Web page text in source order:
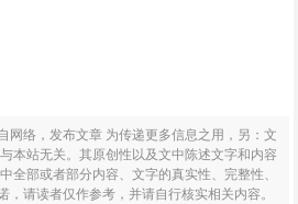
网络，发布文章 为传递更多信息之用，另：文
本站无关。其原创性以及文中陈述文字和内容
全部或者部分内容、文字的真实性、完整性、
，请读者仅作参考，并请自行核实相关内容。